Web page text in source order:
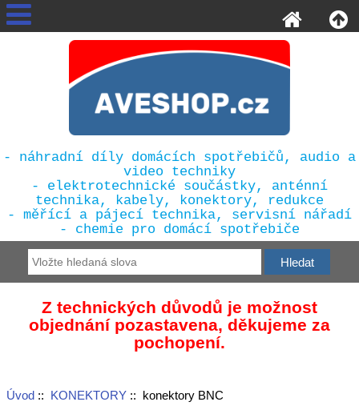
- náhradní díly domácích spotřebičů, audio a
video techniky
- elektrotechnické součástky, anténní
technika, kabely, konektory, redukce
- měřící a pájecí technika, servisní nářadí
- chemie pro domácí spotřebiče
Z technických důvodů je možnost
objednání pozastavena, děkujeme za
pochopení.
Úvod:: KONEKTORY:: konektory BNC